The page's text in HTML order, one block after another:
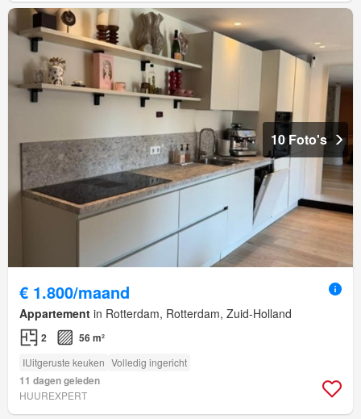
10 Foto's
€ 1.800/maand
Appartement in Rotterdam, Rotterdam, Zuid-Holland
2 56 m²
IUitgeruste keuken Volledig ingericht
11 dagen geleden
HUUREXPERT